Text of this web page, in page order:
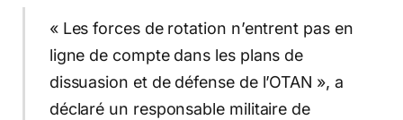
« Les forces de rotation n’entrent pas en
ligne de compte dans les plans de
dissuasion et de défense de l’OTAN », a
déclaré un responsable militaire de